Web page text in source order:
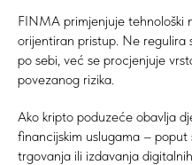
FINMA primjenjuje tehnološki
orijentiran pristup. Ne regulira
po sebi, već se procjenjuje
povezanog rizika.
Ako kripto poduzeće obavlja
financijskim uslugama – poput
trgovanja ili izdavanja